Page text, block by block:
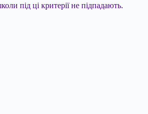
під ці критерії не підпадають.